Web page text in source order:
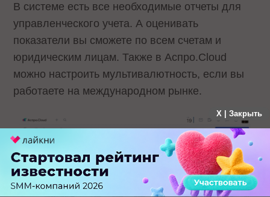
В системе есть все необходимые отчеты для
управленческого учета. А оценивать
показатели вы сможете по всем счетам и
юридическим лицам. Также в Аспро.Cloud
можно настроить мультивалютность, если вы
работаете на международном рынке.
X | Закрыть